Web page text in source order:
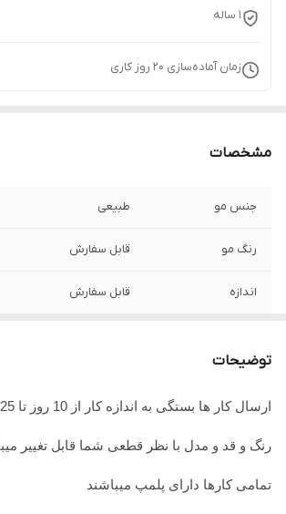
1 ساله
زمان آماده‌سازی 20 روز کاری
مشخصات
جنس مو طبیعی
رنگ مو قابل سفارش
اندازه قابل سفارش
توضیحات
ارسال کار ها بستگی به اندازه کار از 10 روز تا 25 روز زمان میبرد
رنگ و قد و مدل با نظر قطعی شما قابل تغییر
تمامی کارها دارای پلمپ میباشند